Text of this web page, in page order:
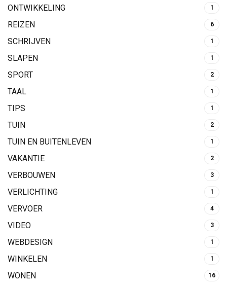
ONTWIKKELING 1
REIZEN 6
SCHRIJVEN 1
SLAPEN 1
SPORT 2
TAAL 1
TIPS 1
TUIN 2
TUIN EN BUITENLEVEN 1
VAKANTIE 2
VERBOUWEN 3
VERLICHTING 1
VERVOER 4
VIDEO 3
WEBDESIGN 1
WINKELEN 1
WONEN 16